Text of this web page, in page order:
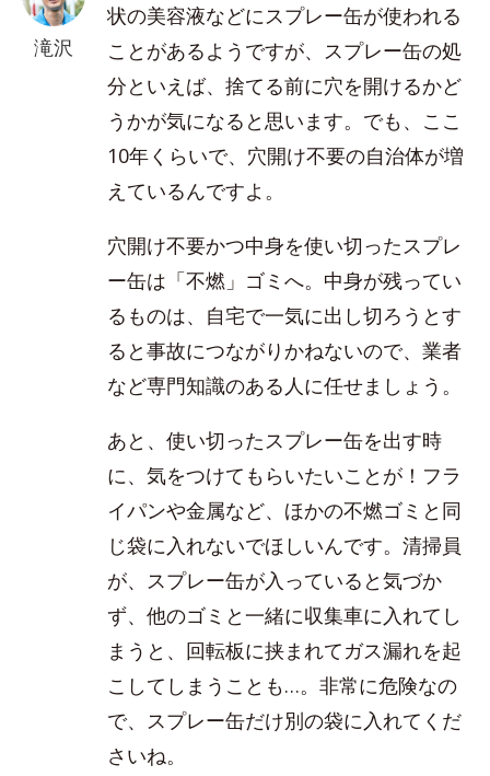
滝沢
状の美容液などにスプレー缶が使われる
ことがあるようですが、スプレー缶の処
分といえば、捨てる前に穴を開けるかど
うかが気になると思います。でも、ここ
10年くらいで、穴開け不要の自治体が増
えているんですよ。
穴開け不要かつ中身を使い切ったスプレ
ー缶は「不燃」ゴミへ。中身が残ってい
るものは、自宅で一気に出し切ろうとす
ると事故につながりかねないので、業者
など専門知識のある人に任せましょう。
あと、使い切ったスプレー缶を出す時
に、気をつけてもらいたいことが！フラ
イパンや金属など、ほかの不燃ゴミと同
じ袋に入れないでほしいんです。清掃員
が、スプレー缶が入っていると気づか
ず、他のゴミと一緒に収集車に入れてし
まうと、回転板に挟まれてガス漏れを起
こしてしまうことも…。非常に危険なの
で、スプレー缶だけ別の袋に入れてくだ
さいね。